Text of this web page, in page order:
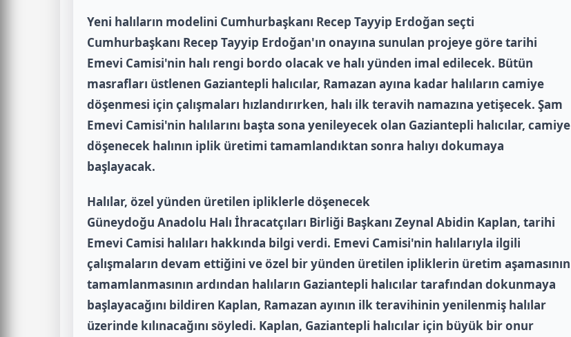
Yeni halıların modelini Cumhurbaşkanı Recep Tayyip Erdoğan seçti
Cumhurbaşkanı Recep Tayyip Erdoğan'ın onayına sunulan projeye göre tarihi
Emevi Camisi'nin halı rengi bordo olacak ve halı yünden imal edilecek. Bütün
masrafları üstlenen Gaziantepli halıcılar, Ramazan ayına kadar halıların camiye
döşenmesi için çalışmaları hızlandırırken, halı ilk teravih namazına yetişecek. Şam
Emevi Camisi'nin halılarını başta sona yenileyecek olan Gaziantepli halıcılar, camiye
döşenecek halının iplik üretimi tamamlandıktan sonra halıyı dokumaya
başlayacak.
Halılar, özel yünden üretilen ipliklerle döşenecek
Güneydoğu Anadolu Halı İhracatçıları Birliği Başkanı Zeynal Abidin Kaplan, tarihi
Emevi Camisi halıları hakkında bilgi verdi. Emevi Camisi'nin halılarıyla ilgili
çalışmaların devam ettiğini ve özel bir yünden üretilen ipliklerin üretim aşamasının
tamamlanmasının ardından halıların Gaziantepli halıcılar tarafından dokunmaya
başlayacağını bildiren Kaplan, Ramazan ayının ilk teravihinin yenilenmiş halılar
üzerinde kılınacağını söyledi. Kaplan, Gaziantepli halıcılar için büyük bir onur